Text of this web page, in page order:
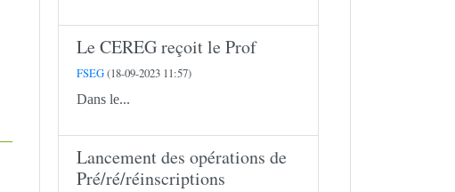
Le CEREG reçoit le Prof
FSEG(18-09-2023 11:57)
Dans le...
Lancement des opérations de
Pré/ré/réinscriptions